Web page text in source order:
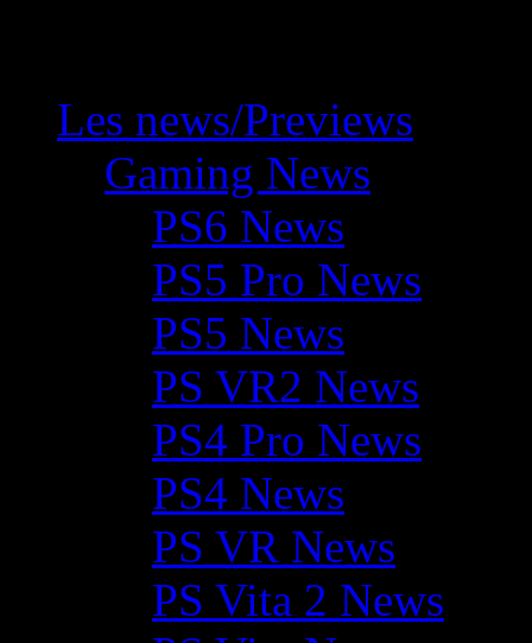
Les news/Previews
Gaming News
PS6 News
PS5 Pro News
PS5 News
PS VR2 News
PS4 Pro News
PS4 News
PS VR News
PS Vita 2 News